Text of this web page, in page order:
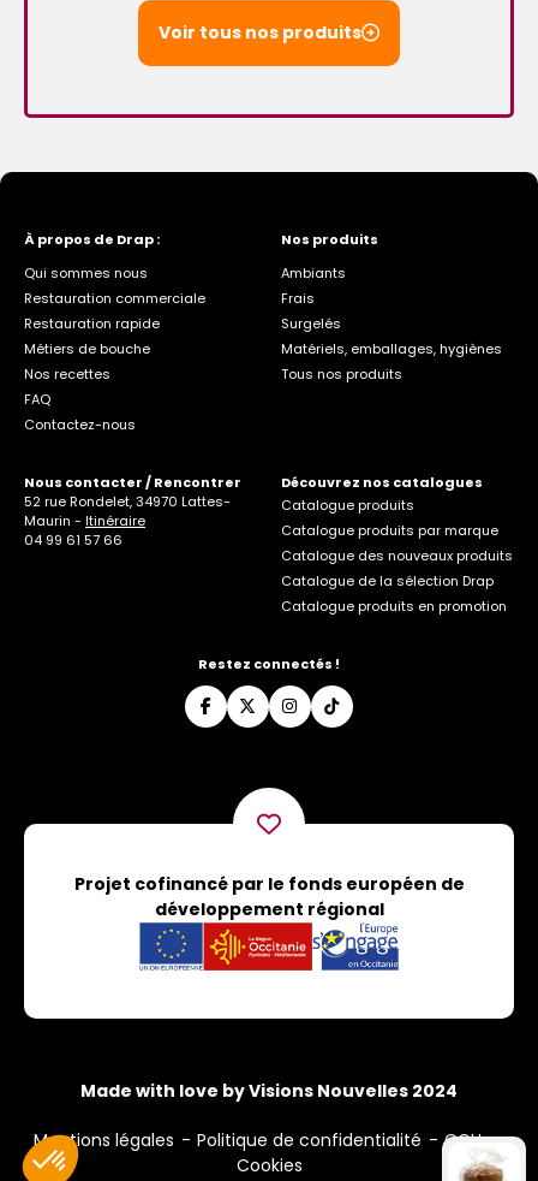
Voir tous nos produits
À propos de Drap :
Qui sommes nous
Restauration commerciale
Restauration rapide
Métiers de bouche
Nos recettes
FAQ
Contactez-nous
Nos produits
Ambiants
Frais
Surgelés
Matériels, emballages, hygiènes
Tous nos produits
Nous contacter / Rencontrer
52 rue Rondelet, 34970 Lattes-
Maurin - Itinéraire
04 99 61 57 66
Découvrez nos catalogues
Catalogue produits
Catalogue produits par marque
Catalogue des nouveaux produits
Catalogue de la sélection Drap
Catalogue produits en promotion
Restez connectés !
Projet cofinancé par le fonds européen de
développement régional
Made with love by Visions Nouvelles 2024
Mentions légales Politique de confidentialité
CGU
Cookies